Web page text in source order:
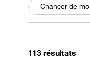
Changer de
On a trouvé
113 résultats